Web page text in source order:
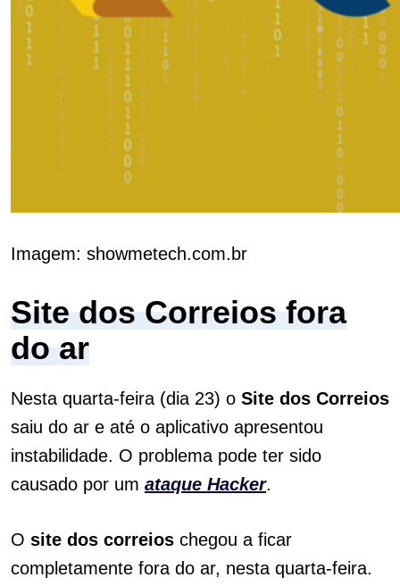
Imagem: showmetech.com.br
Site dos Correios fora
do ar
Nesta quarta-feira (dia 23) o Site dos Correios
saiu do ar e até o aplicativo apresentou
instabilidade. O problema pode ter sido
causado por um ataque Hacker.
O site dos correios chegou a ficar
completamente fora do ar, nesta quarta-feira.